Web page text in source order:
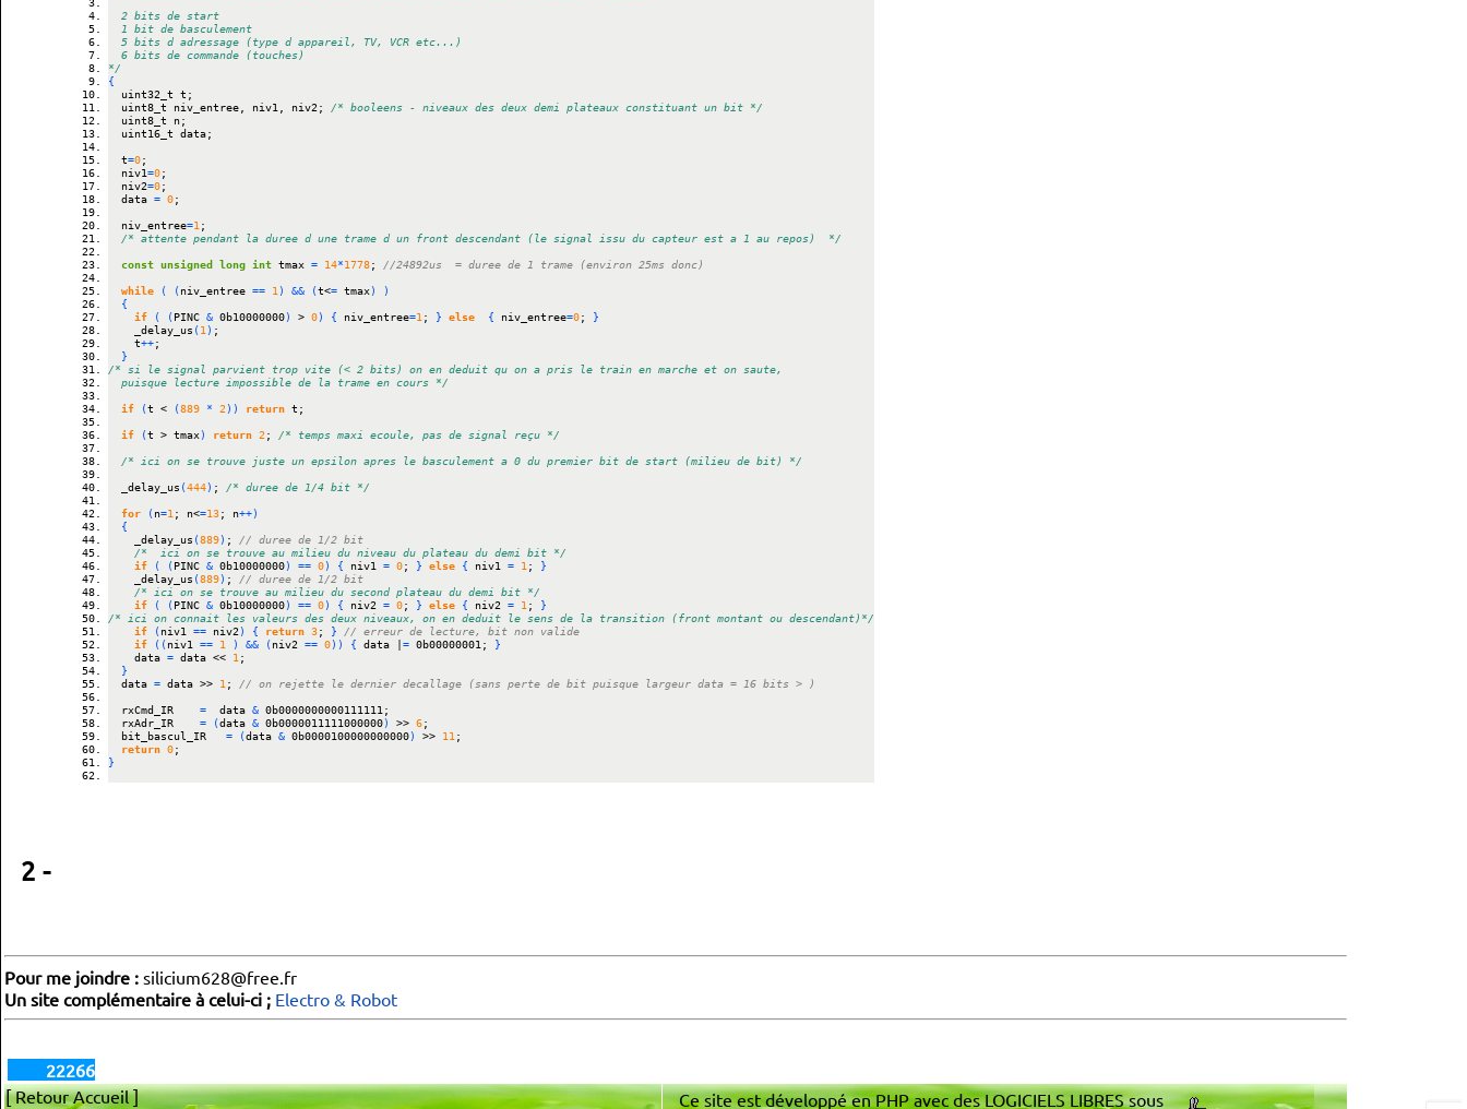
	2 bits de start
	1 bit de basculement
	5 bits d adressage (type d appareil, TV, VCR etc...)
	6 bits de commande (touches)
*/
{
	uint32_t t;
	uint8_t niv_entree, niv1, niv2;
/* booleens - niveaux des deux demi plateaux constituant un bit */
	uint8_t n;
	uint16_t data;
	t
=0;
	niv1
=0;
	niv2
=0;
	data
= 0;
	niv_entree
=1 ;
/* attente pendant la duree d une trame d un front descendant (le signal issu du capteur est a 1 au repos)	*/
const unsigned long int tmax = 14*1778; //24892us  = duree de 1 trame (environ 25ms donc)
while ( (niv_entree == 1 ) && (t<= tmax)
)
{
if
( (PINC & 0b10000000) > 0) { niv_entree=1 ; } else { niv_entree=0; }
		_delay_us
(1 ) ;
		t
++;
}
/* si le signal parvient trop vite (< 2 bits) on en deduit qu on a pris le train en marche et on saute,
	puisque lecture impossible de la trame en cours	*/
if (t < (889 * 2 ) ) return t;
if (t > tmax) return 2 /* temps maxi ecoule, pas de signal reçu */
/* ici on se trouve juste un epsilon apres le basculement a 0 du premier bit de start (milieu de bit)	*/
	_delay_us
(444) ; /* duree de 1/4 bit */
for (n=1 ; n<=13; n++)
{
		_delay_us
(889) ; // duree de 1/2 bit
/*  ici on se trouve au milieu du niveau du plateau du demi bit */
if
( (PINC & 0b10000000) == 0) { niv1 = 0; } else { niv1 = 1 ; }
		_delay_us
(889) ; // duree de 1/2 bit
/* ici on se trouve au milieu du second plateau du demi bit */
if
( (PINC & 0b10000000) == 0) { niv2 = 0; } else { niv2 = 1 ; }
/* ici on connait les valeurs des deux niveaux, on en deduit le sens de la transition (front montant ou descendant)*/
if
(niv1 == niv2 ) { return 3; }
// erreur de lecture, bit non valide
if
( (niv1 == 1 ) && (niv2 == 0) ) { data | = 0b00000001; }
		data
= data << 1 ;
}
	data
= data >> 1 ; // on rejette le dernier decallage (sans perte de bit puisque largeur data = 16 bits > )
=
  data
& 0b0000000000111111;
= (data & 0b0000011111000000) >> 6;
= (data & 0b0000100000000000) >> 11 ;
return 0;
}
2 -
Pour me joindre : silicium628@free.fr
Un site complémentaire à celui-ci ; Electro & Robot
22266
[ Retour Accueil ]
Ce site est développé en PHP avec des LOGICIELS LIBRES sous